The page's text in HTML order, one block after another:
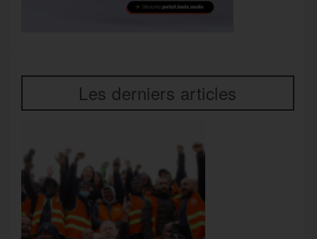
Les derniers articles